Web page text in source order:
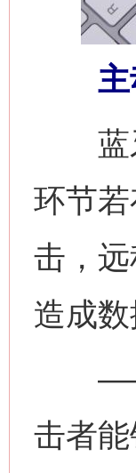
主动
蓝牙
环节
击，
造成数
——静
击者